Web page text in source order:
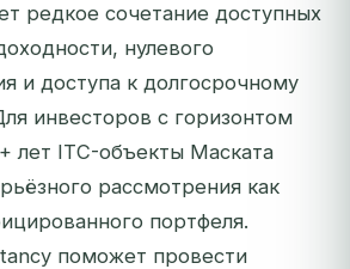
редкое сочетание доступных
нулевого
и доступа к долгосрочному
инвесторов с горизонтом
лет ITC-объекты Маската
рассмотрения как
портфеля.
поможет провести